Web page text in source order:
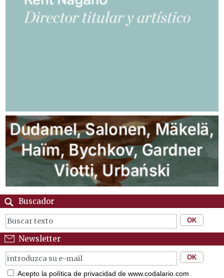
Buscador
Newsletter
Acepto la política de privacidad de www.codalario.com